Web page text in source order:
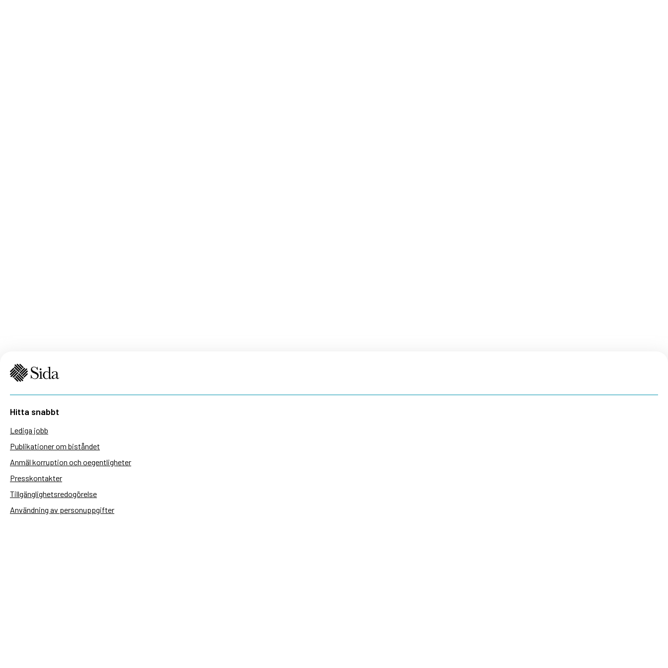
Hitta snabbt
Lediga jobb
Publikationer om biståndet
Anmäl korruption och oegentligheter
Presskontakter
Tillgänglighetsredogörelse
Användning av personuppgifter